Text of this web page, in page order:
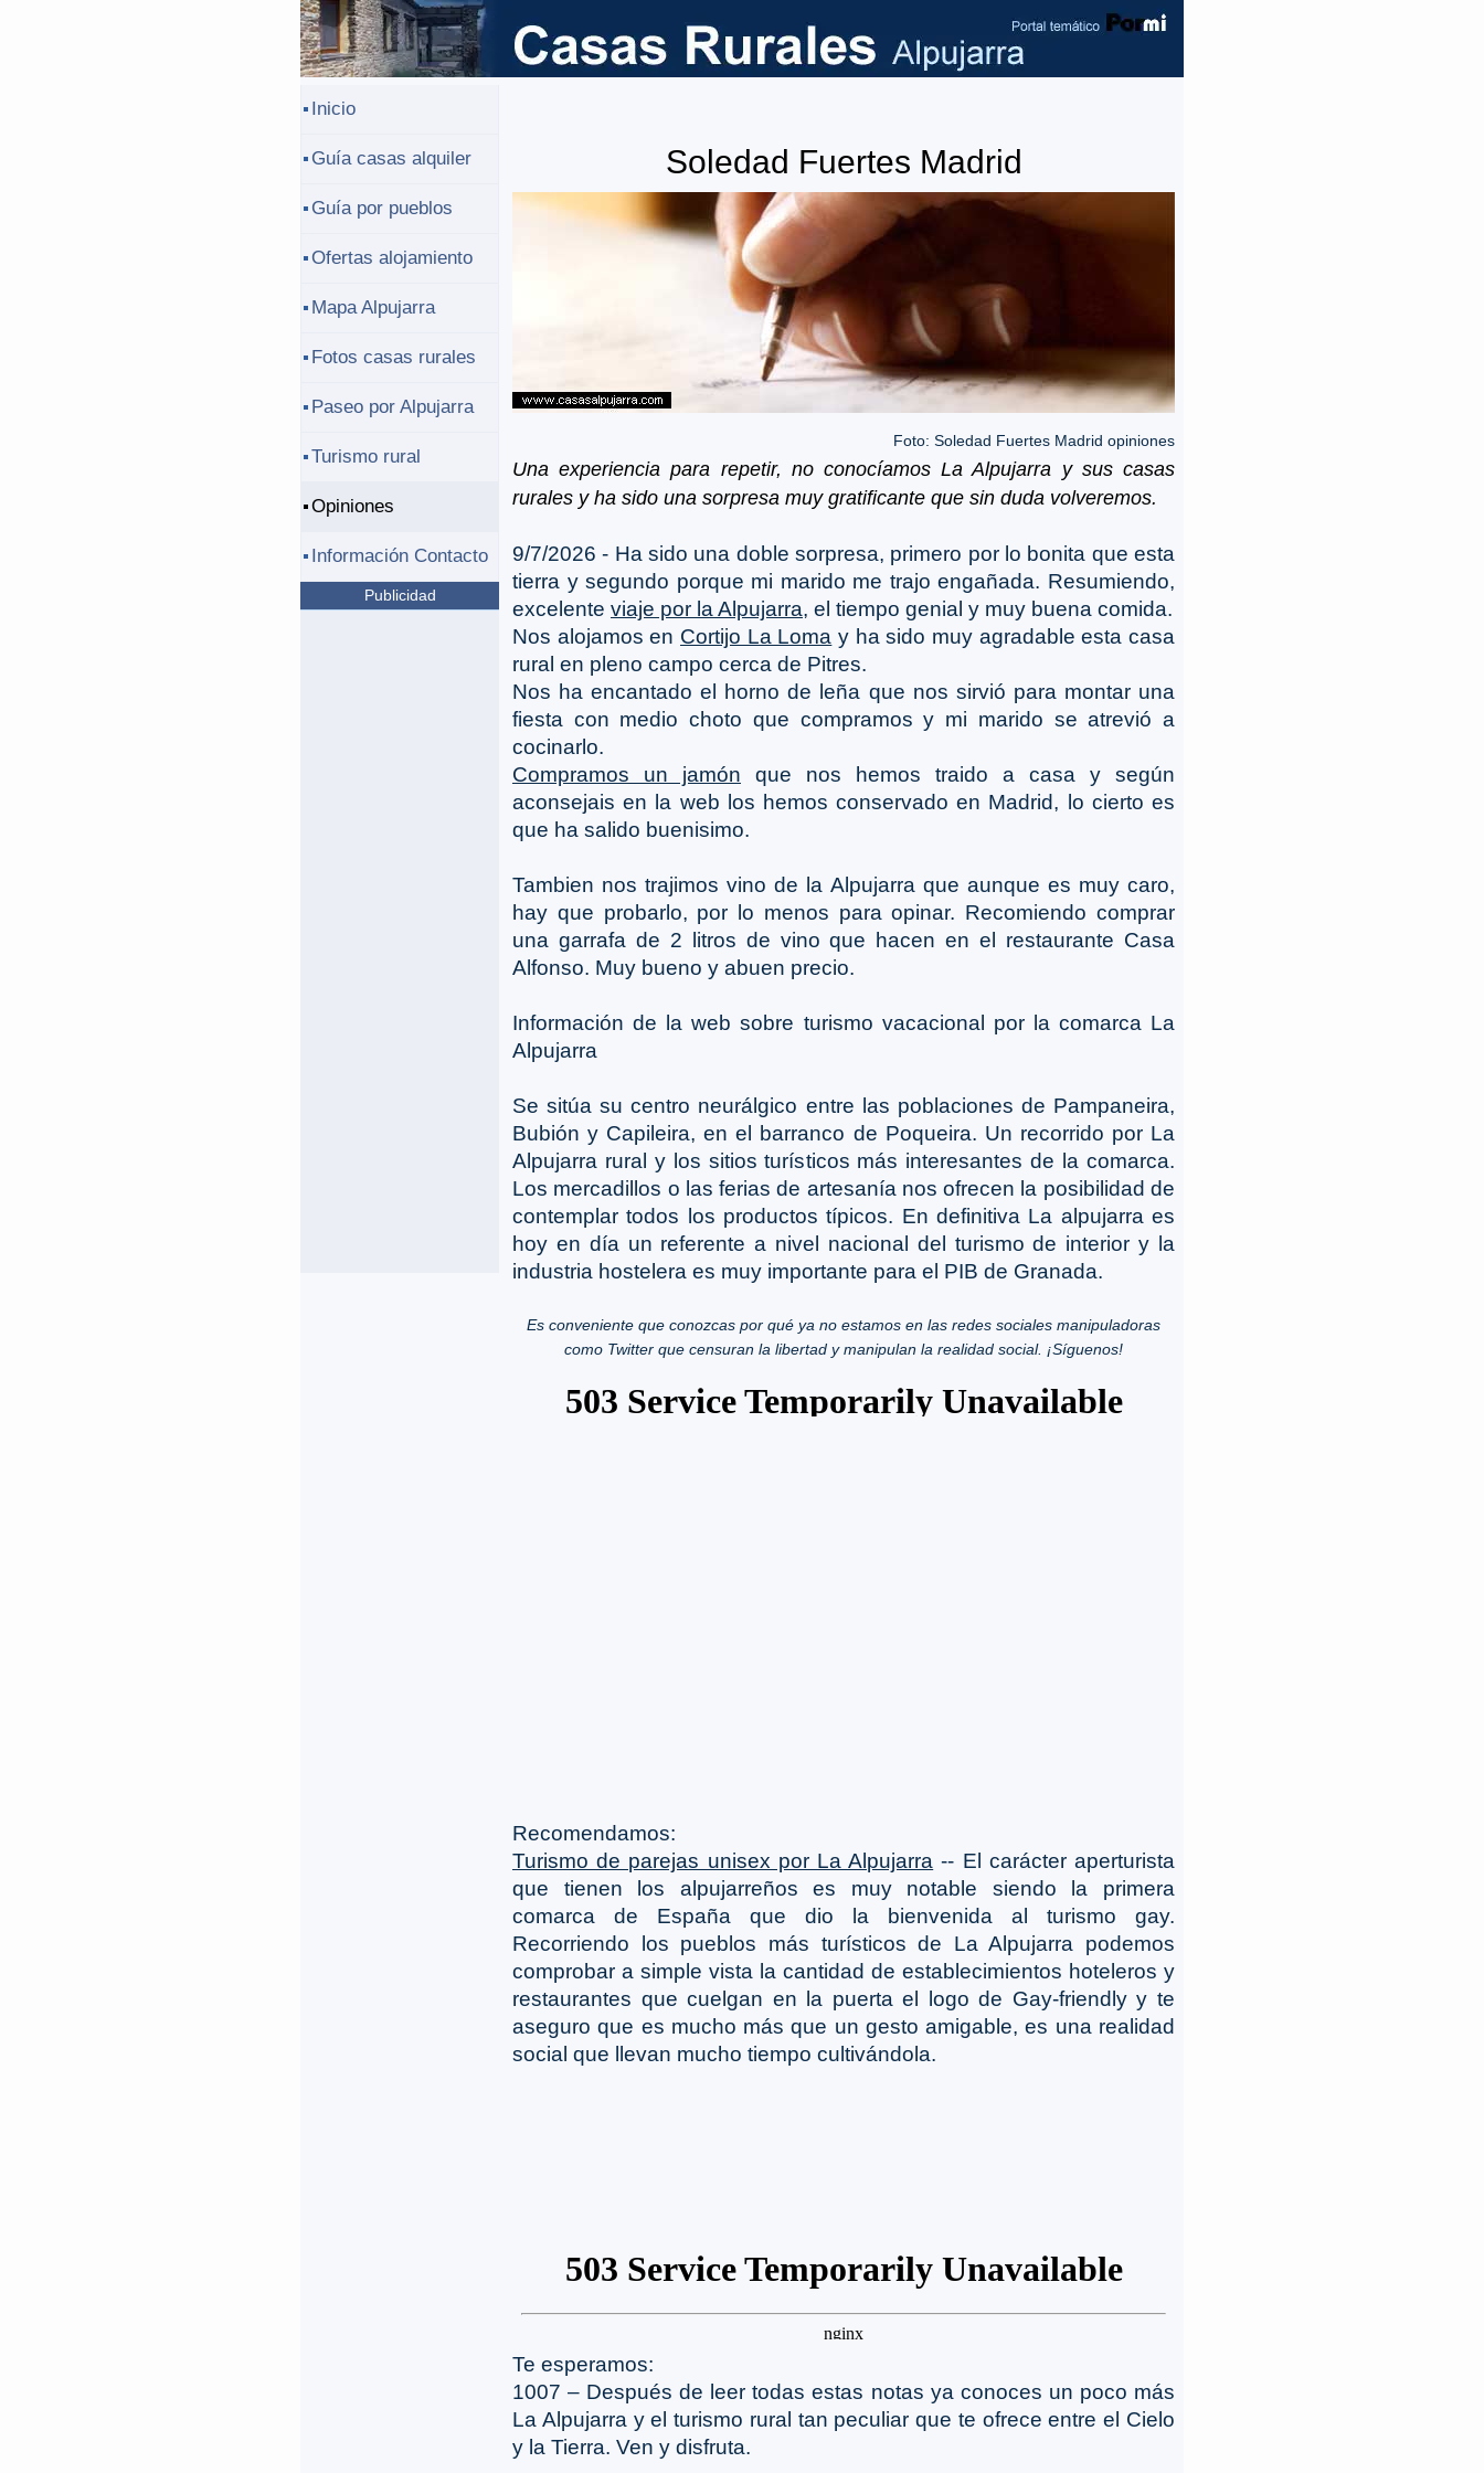
Soledad Fuertes Madrid
Foto: Soledad Fuertes Madrid opiniones
Una experiencia para repetir, no conocíamos La Alpujarra y sus casas
rurales y ha sido una sorpresa muy gratificante que sin duda volveremos.
9/7/2026 - Ha sido una doble sorpresa, primero por lo bonita que esta
tierra y segundo porque mi marido me trajo engañada. Resumiendo,
excelente viaje por la Alpujarra, el tiempo genial y muy buena comida.
Nos alojamos en Cortijo La Loma y ha sido muy agradable esta casa
rural en pleno campo cerca de Pitres.
Nos ha encantado el horno de leña que nos sirvió para montar una
fiesta con medio choto que compramos y mi marido se atrevió a
cocinarlo.
Compramos un jamón que nos hemos traido a casa y según
aconsejais en la web los hemos conservado en Madrid, lo cierto es
que ha salido buenisimo.
Tambien nos trajimos vino de la Alpujarra que aunque es muy caro,
hay que probarlo, por lo menos para opinar. Recomiendo comprar
una garrafa de 2 litros de vino que hacen en el restaurante Casa
Alfonso. Muy bueno y abuen precio.
Información de la web sobre turismo vacacional por la comarca La
Alpujarra
Se sitúa su centro neurálgico entre las poblaciones de Pampaneira,
Bubión y Capileira, en el barranco de Poqueira. Un recorrido por La
Alpujarra rural y los sitios turísticos más interesantes de la comarca.
Los mercadillos o las ferias de artesanía nos ofrecen la posibilidad de
contemplar todos los productos típicos. En definitiva La alpujarra es
hoy en día un referente a nivel nacional del turismo de interior y la
industria hostelera es muy importante para el PIB de Granada.
Es conveniente que conozcas por qué ya no estamos en las redes sociales manipuladoras
como Twitter que censuran la libertad y manipulan la realidad social. ¡Síguenos!
Recomendamos:
Turismo de parejas unisex por La Alpujarra -- El carácter aperturista
que tienen los alpujarreños es muy notable siendo la primera
comarca de España que dio la bienvenida al turismo gay.
Recorriendo los pueblos más turísticos de La Alpujarra podemos
comprobar a simple vista la cantidad de establecimientos hoteleros y
restaurantes que cuelgan en la puerta el logo de Gay-friendly y te
aseguro que es mucho más que un gesto amigable, es una realidad
social que llevan mucho tiempo cultivándola.
Te esperamos:
1007 – Después de leer todas estas notas ya conoces un poco más
La Alpujarra y el turismo rural tan peculiar que te ofrece entre el Cielo
y la Tierra. Ven y disfruta.
Inicio
Guía casas alquiler
Guía por pueblos
Ofertas alojamiento
Mapa Alpujarra
Fotos casas rurales
Paseo por Alpujarra
Turismo rural
Opiniones
Información Contacto
Publicidad